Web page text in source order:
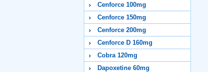
Cenforce 100mg
Cenforce 150mg
Cenforce 200mg
Cenforce D 160mg
Cobra 120mg
Dapoxetine 60mg